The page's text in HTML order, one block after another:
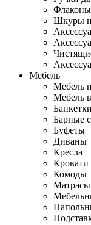
Шкуры
Мебель
Мебель
Мебель
Банкетки
Барные
Буфеты
Диваны
Кресла
Кровати
Комоды
Матрасы